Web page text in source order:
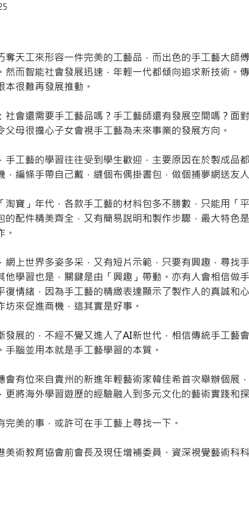
奪天工來形容一件完美的工藝品，而出色的手工藝大師
然而智能社會發展迅速，年輕一代都傾向追求新技術。
本很難再發展推動。
社會還需要手工藝品嗎？手工藝師還有發展空間嗎？面
父母很擔心子女會視手工藝為未來事業的發展方向。
手工藝的學習往往受到學生歡迎，主要原因在於製成品
，編條手帶自己戴，縫個布偶掛書包，做個捕夢網送友
淘寶」年代，各款手工藝的材料包多不勝數，只能用「
的配件精美齊全，又有簡易說明和製作步驟，最大特色
。
網上世界多姿多采，又有短片示範，只要有興趣，尋找
他學習也是，關鍵是由「興趣」帶動。亦有人會相信做
復情緒，因為手工藝的精緻表達顯示了製作人的真誠和
坊來促進商機，這其實是好事。
發展的，不經不覺又進入了AI新世代，相信傳統手工藝
手腦並用本就是手工藝學習的本質。
會有位來自貴州的新進年輕藝術家韓佳希首次舉辦個展
更將海外學習遊歷的經驗融入到多元文化的藝術實踐和
完美的事，或許可在手工藝上尋找一下。
美術教育協會前會長及現任增補委員、資深視覺藝術科